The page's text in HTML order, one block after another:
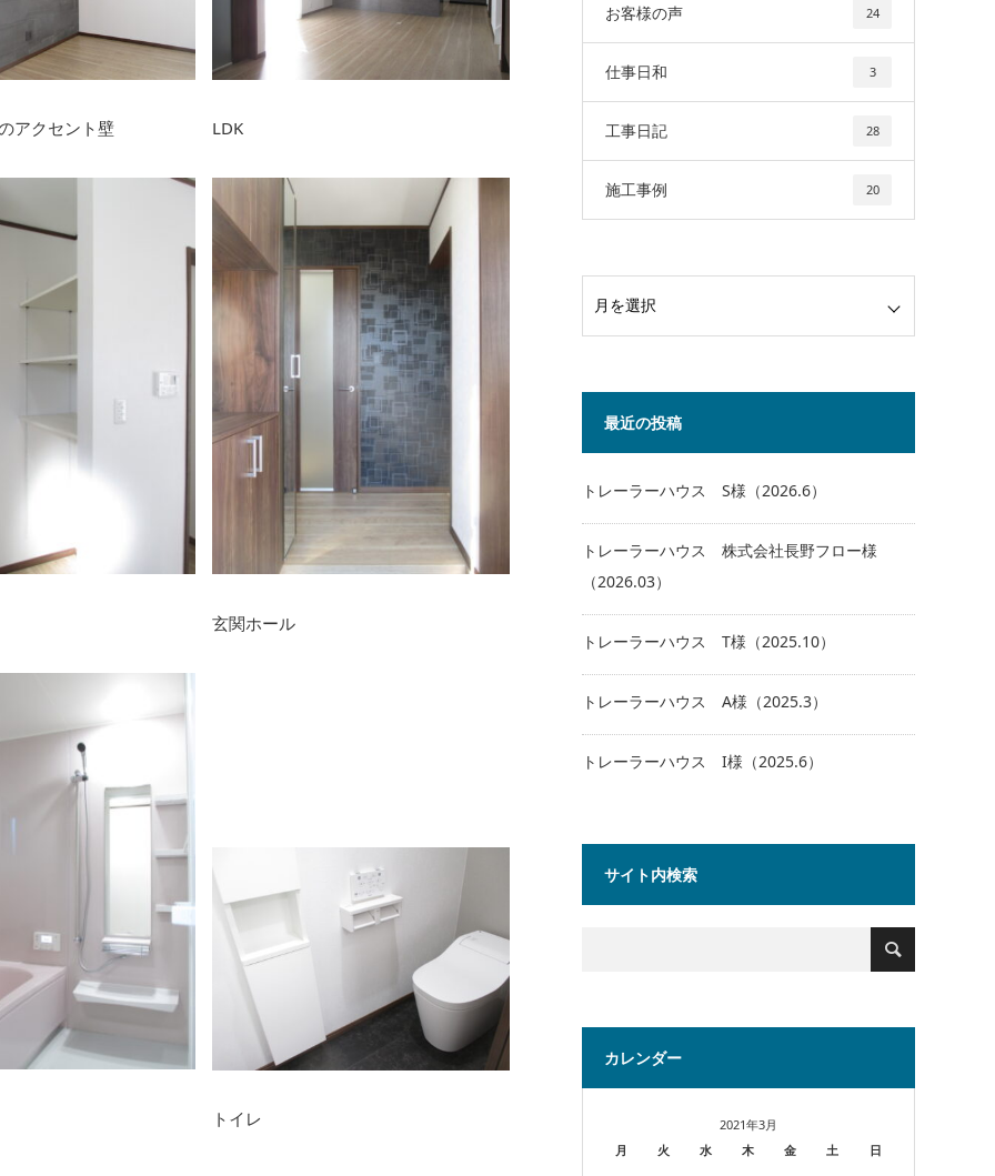
アクセント壁 LDK
玄関ホール
トイレ
お客様の声 24
仕事日和 3
工事日記 28
施工事例 20
最近の投稿
トレーラーハウス S様（2026.6）
トレーラーハウス 株式会社長野フロー様
（2026.03）
トレーラーハウス T様（2025.10）
トレーラーハウス A様（2025.3）
トレーラーハウス I様（2025.6）
サイト内検索
カレンダー
2021年3月
月
火 水 木 金 土 日